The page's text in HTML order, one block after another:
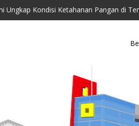
Tingkatkan Monitoring Parkir Liar
RT, ASN Pemkot Cimahi Ajak
Paparkan Proses Rebranding RSUD